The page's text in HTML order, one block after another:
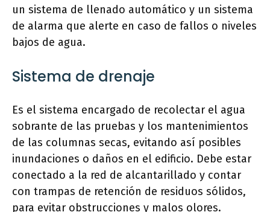
un sistema de llenado automático y un sistema
de alarma que alerte en caso de fallos o niveles
bajos de agua.
Sistema de drenaje
Es el sistema encargado de recolectar el agua
sobrante de las pruebas y los mantenimientos
de las columnas secas, evitando así posibles
inundaciones o daños en el edificio. Debe estar
conectado a la red de alcantarillado y contar
con trampas de retención de residuos sólidos,
para evitar obstrucciones y malos olores.